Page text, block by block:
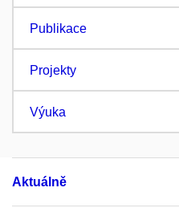
Publikace
Projekty
Výuka
Aktuálně